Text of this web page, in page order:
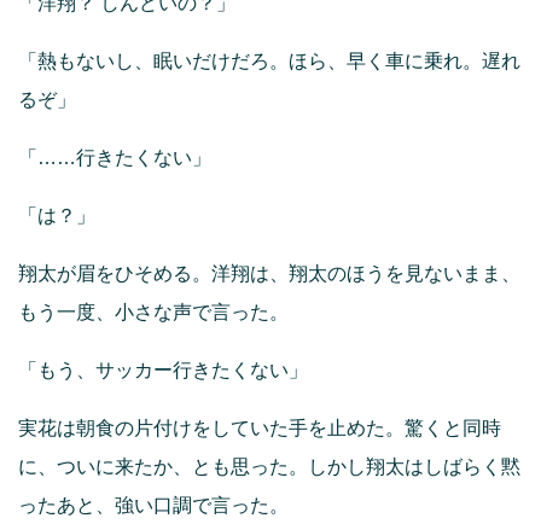
「熱もないし、眠いだけだろ。ほら、早く車に乗れ。遅れ
るぞ」
「……行きたくない」
「は？」
翔太が眉をひそめる。洋翔は、翔太のほうを見ないまま、
もう一度、小さな声で言った。
「もう、サッカー行きたくない」
実花は朝食の片付けをしていた手を止めた。驚くと同時
に、ついに来たか、とも思った。しかし翔太はしばらく黙
ったあと、強い口調で言った。